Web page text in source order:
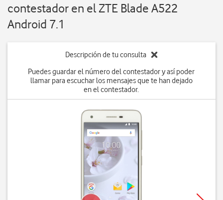
contestador en el ZTE Blade A522
Android 7.1
Descripción de tu consulta
Puedes guardar el número del contestador y así poder
llamar para escuchar los mensajes que te han dejado
en el contestador.